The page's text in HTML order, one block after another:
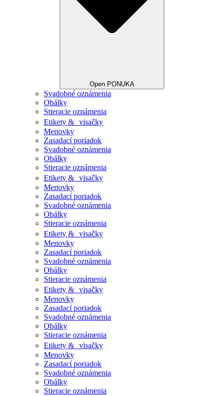
Open PONUKA
Svadobné oznámenia
Obálky
Stieracie oznámenia
Etikety & visačky
Menovky
Zasadací poriadok
Svadobné oznámenia
Obálky
Stieracie oznámenia
Etikety & visačky
Menovky
Zasadací poriadok
Svadobné oznámenia
Obálky
Stieracie oznámenia
Etikety & visačky
Menovky
Zasadací poriadok
Svadobné oznámenia
Obálky
Stieracie oznámenia
Etikety & visačky
Menovky
Zasadací poriadok
Svadobné oznámenia
Obálky
Stieracie oznámenia
Etikety & visačky
Menovky
Zasadací poriadok
Svadobné oznámenia
Obálky
Stieracie oznámenia